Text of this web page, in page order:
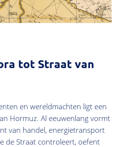
tot Straat van
en wereldmachten ligt een
Hormuz. Al eeuwenlang vormt
van handel, energietransport
de Straat controleert, oefent